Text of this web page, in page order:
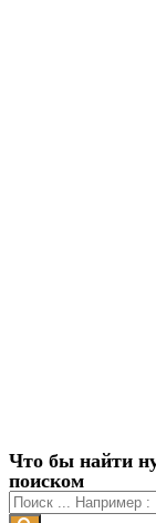
Что бы найти
поиском